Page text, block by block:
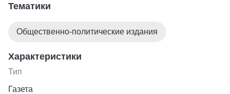
Тематики
Общественно-политические издания
Характеристики
Тип
Газета